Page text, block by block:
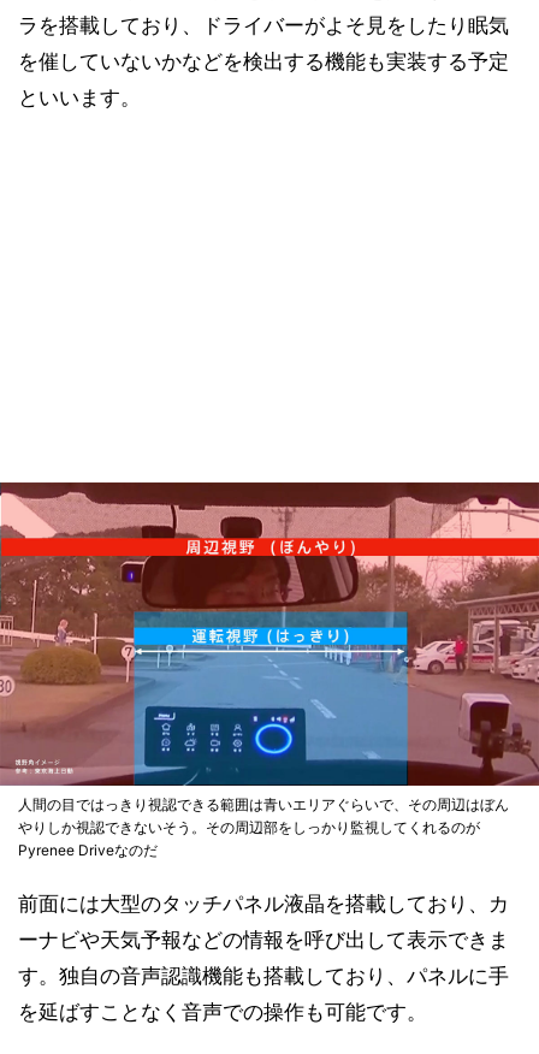
ラを搭載しており、ドライバーがよそ見をしたり眠気
を催していないかなどを検出する機能も実装する予定
といいます。
人間の目ではっきり視認できる範囲は青いエリアぐらいで、その周辺はぼん
やりしか視認できないそう。その周辺部をしっかり監視してくれるのが
Pyrenee Driveなのだ
前面には大型のタッチパネル液晶を搭載しており、カ
ーナビや天気予報などの情報を呼び出して表示できま
す。独自の音声認識機能も搭載しており、パネルに手
を延ばすことなく音声での操作も可能です。